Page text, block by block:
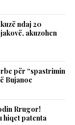
ndaj 20
akuzohen
për “spastrimin
Bujanoc
Rrugor!
hiqet patenta